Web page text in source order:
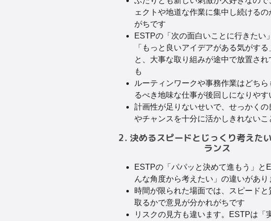
ェクトや地道な作業に集中し続けるの
がちです
ESTPの「次の面白いことに行きたい
「もっと良いアイデアがある気がする
と、大事な取り組みが途中で放置され
も
ルーティンワークや事務作業はどち
るべき地味な仕事が後回しになりやす
計画性が足りないせいで、せっかくの
やチャンスを十分に活かしきれないこ
2. 決めるスピードとじっくり考えた
ランス
ESTPの「パパッと決めて進もう」と
んな角度から考えたい」の違いがあり
時間が限られた場面では、スピードと
取るかで意見が分かれがちです
リスクの見方も違います。ESTPは「